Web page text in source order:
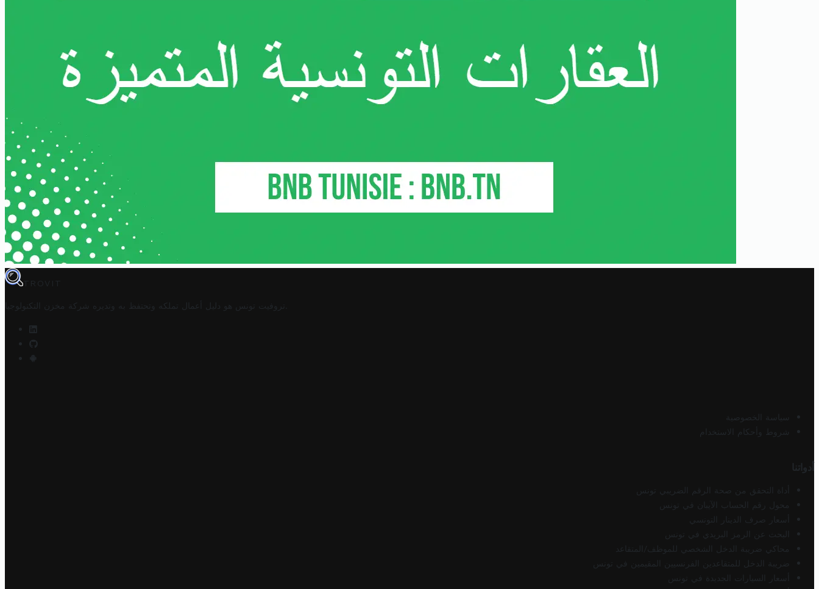
TROVIT
تروفيت تونس هو دليل أعمال تملكه وتحتفظ به وتديره شركة مخزن التكنولوجيا
سياسة الخصوصية
شروط وأحكام الاستخدام
أدواتنا
أداة التحقق من صحة الرقم الضريبي تونس
محول رقم الحساب الآيبان في تونس
أسعار صرف الدينار التونسي
البحث عن الرمز البريدي في تونس
محاكي ضريبة الدخل الشخصي للموظف/المتقاعد
ضريبة الدخل للمتقاعدين الفرنسيين المقيمين في تونس
أسعار السيارات الجديدة في تونس